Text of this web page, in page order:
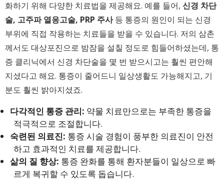
화하기 위해 다양한 치료법을 제공해요. 예를 들어, 신경 차단
술, 고주파 열응고술, PRP 주사등 통증의 원인이 되는 신경
부위에 직접 작용하는 치료들을 받을 수 있습니다. 저의 삼촌
께서도 대상포진으로 밤잠을 설칠 정도로 힘들어하셨는데, 통
증 클리닉에서 신경 차단술을 몇 번 받으시고는 훨씬 편안해
지셨다고 해요. 통증이 줄어드니 일상생활도 가능해지고, 기
분도 훨씬 밝아지셨죠.
다각적인 통증 관리: 약물 치료만으로는 부족한 통증을
적극적으로 조절합니다.
숙련된 의료진: 통증 시술 경험이 풍부한 의료진이 안전
하고 효과적인 치료를 제공합니다.
삶의 질 향상: 통증 완화를 통해 환자분들이 일상으로 빠
르게 복귀할 수 있도록 돕습니다.